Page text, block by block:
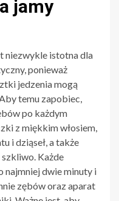
jamy
niezwykle istotna dla
ponieważ
jedzenia mogą
temu zapobiec,
po każdym
z miękkim włosiem,
i dziąseł, a także
Każde
najmniej dwie minuty i
zębów oraz aparat